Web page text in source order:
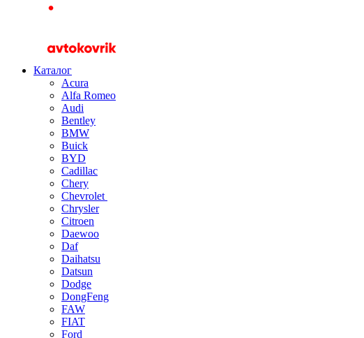
Каталог
Acura
Alfa Romeo
Audi
Bentley
BMW
Buick
BYD
Cadillac
Chery
Chevrolet
Chrysler
Citroen
Daewoo
Daf
Daihatsu
Datsun
Dodge
DongFeng
FAW
FIAT
Ford